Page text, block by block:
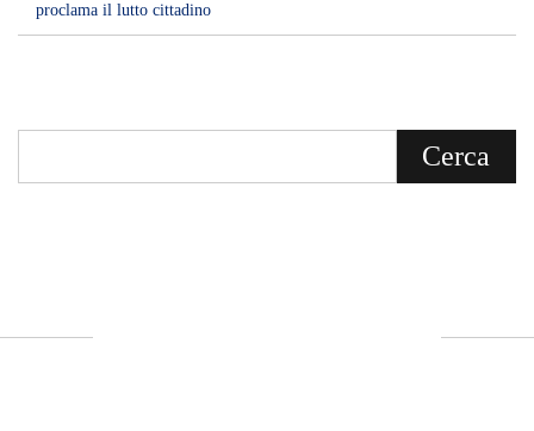
proclama il lutto cittadino